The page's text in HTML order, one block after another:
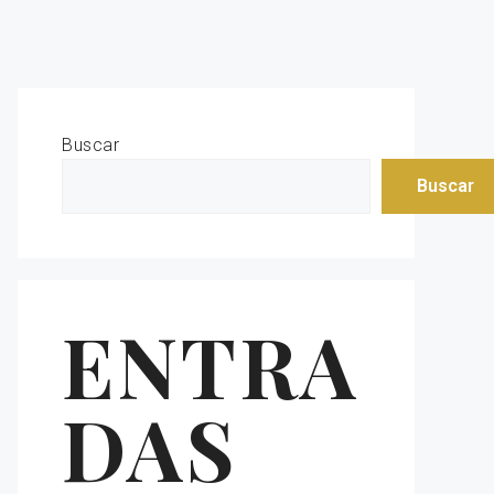
Buscar
Buscar
ENTRA
DAS